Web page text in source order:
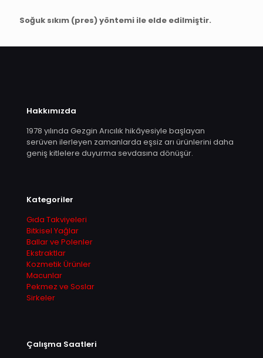
Soğuk sıkım (pres) yöntemi ile elde edilmiştir.
Hakkımızda
1978 yılında Gezgin Arıcılık hikâyesiyle başlayan
serüven ilerleyen zamanlarda eşsiz arı ürünlerini daha
geniş kitlelere duyurma sevdasına dönüşür.
Kategoriler
Gıda Takviyeleri
Bitkisel Yağlar
Ballar ve Polenler
Ekstraktlar
Kozmetik Ürünler
Macunlar
Pekmez ve Soslar
Sirkeler
Çalışma Saatleri